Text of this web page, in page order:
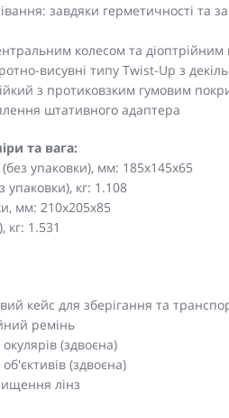
завдяки герметичності та
колесом та діоптрійним
висувні типу Twist-Up з
з протиковзким гумовим
штативного адаптера
та вага:
(без упаковки), мм: 185х145x65
упаковки), кг: 1.108
мм: 210х205х85
кг: 1.531
кейс для зберігання та
ремінь
(здвоєна)
(здвоєна)
лінз